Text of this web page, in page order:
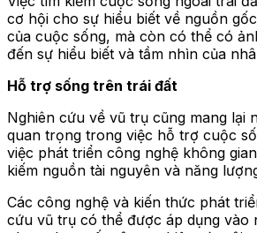
cơ hội cho sự hiểu biết về nguồn
của cuộc sống, mà còn có thể có
đến sự hiểu biết và tầm nhìn của
Hỗ trợ sống trên trái đất
Nghiên cứu về vũ trụ cũng mang lại
quan trọng trong việc hỗ trợ cuộc
việc phát triển công nghệ không
kiếm nguồn tài nguyên và năng
Các công nghệ và kiến thức phát
cứu vũ trụ có thể được áp dụng vào